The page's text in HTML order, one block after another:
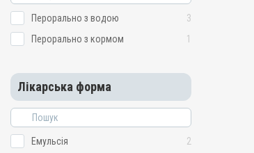
Перорально з водою
3
Перорально з кормом
1
Лікарська форма
Емульсія
2